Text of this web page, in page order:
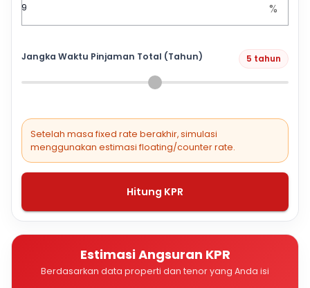
%
Jangka Waktu Pinjaman Total (Tahun) 5 tahun
Setelah masa fixed rate berakhir, simulasi
menggunakan estimasi floating/counter rate.
Hitung KPR
Estimasi Angsuran KPR
Berdasarkan data properti dan tenor yang Anda isi